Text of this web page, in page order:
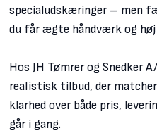
specialudskæringer – men
du får ægte håndværk og
Hos JH Tømrer og Snedker
realistisk tilbud, der
klarhed over både pris,
går i gang.